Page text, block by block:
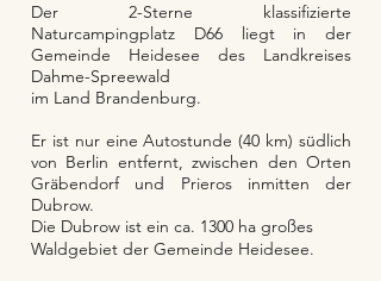
Der 2-Sterne klassifizierte
Naturcampingplatz D66 liegt in der
Gemeinde Heidesee des Landkreises
Dahme-Spreewald
im Land Brandenburg.
Er ist nur eine Autostunde (40 km) südlich
von Berlin entfernt, zwischen den Orten
Gräbendorf und Prieros inmitten der
Dubrow.
Die Dubrow ist ein ca. 1300 ha großes
Waldgebiet der Gemeinde Heidesee.